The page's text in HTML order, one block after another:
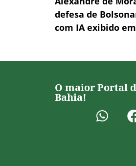
defesa de
com IA exibido
O maior Portal
Bahia!